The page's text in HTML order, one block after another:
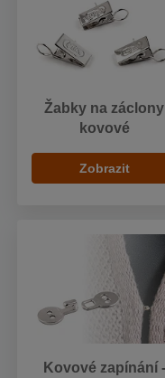
Žabky na záclony
kovové
Zobrazit
Kovové zapínání -